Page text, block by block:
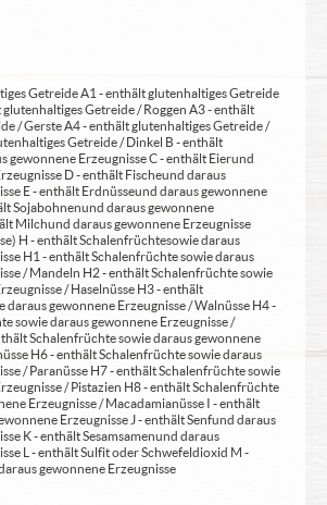
Getreide A1 - enthält glutenhaltiges Getreide
Getreide / Roggen A3 - enthält
/ Gerste A4 - enthält glutenhaltiges Getreide /
Getreide / Dinkel B - enthält
gewonnene Erzeugnisse C - enthält Eier und
D - enthält Fische und daraus
E - enthält Erdnüsse und daraus gewonnene
Sojabohnen und daraus gewonnene
Milch und daraus gewonnene Erzeugnisse
H - enthält Schalenfrüchte sowie daraus
H1 - enthält Schalenfrüchte sowie daraus
/ Mandeln H2 - enthält Schalenfrüchte sowie
/ Haselnüsse H3 - enthält
daraus gewonnene Erzeugnisse / Walnüsse H4 -
sowie daraus gewonnene Erzeugnisse /
Schalenfrüchte sowie daraus gewonnene
H6 - enthält Schalenfrüchte sowie daraus
/ Paranüsse H7 - enthält Schalenfrüchte sowie
/ Pistazien H8 - enthält Schalenfrüchte
Erzeugnisse / Macadamianüsse I - enthält
Erzeugnisse J - enthält Senf und daraus
K - enthält Sesamsamen und daraus
L - enthält Sulfit oder Schwefeldioxid M -
gewonnene Erzeugnisse